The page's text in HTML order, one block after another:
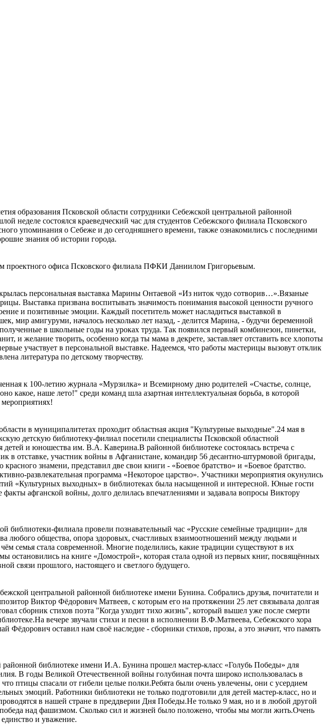
образования Псковской области сотрудники Себежской центральной районной
состоялся краеведческий час для студентов Себежского филиала Псковского
упоминания о Себеже и до сегодняшнего времени, также ознакомились с последними
знания об истории города.
проектного офиса Псковского филиала ПФКИ Даниилом Григорьевым.
персональная выставка Марины Онтаевой «Из ниток чудо сотворив…».Вязаные
Выставка призвана воспитывать значимость понимания высокой ценности ручного
и позитивные эмоции. Каждый посетитель может насладиться выставкой в
мир амигуруми, началось несколько лет назад, - делится Марина, - будучи беременной
в школьные годы на уроках труда. Так появился первый комбинезон, пинетки,
и желание творить, особенно когда ты мама в декрете, заставляет отставить все хлопоты
участвует в персональной выставке. Надеемся, что работы мастерицы вызовут отклик
литература по детскому творчеству.
к 100-летию журнала «Мурзилка» и Всемирному дню родителей «Счастье, солнце,
какое, наше лето!" среди команд шла азартная интеллектуальная борьба, в которой
в муниципалитетах проходит областная акция "Культурные выходные".24 мая в
детскую библиотеку-филиал посетили специалисты Псковской областной
и юношества им. В.А. Каверина.В районной библиотеке состоялась встреча с
отставке, участник войны в Афганистане, командир 56 десантно-штурмовой бригады,
знамени, представил две свои книги - «Боевое братство» и «Боевое братство.
развлекательная программа «Некоторое царство». Участники мероприятия окунулись
«Культурных выходных» в библиотеках была насыщенной и интересной. Юные гости
афганской войны, долго делилась впечатлениями и задавала вопросы Виктору
библиотеки-филиала провели познавательный час «Русские семейные традиции» для
общества, опора здоровых, счастливых взаимоотношений между людьми и
семья стала современной. Многие поделились, какие традиции существуют в их
остановились на книге «Домострой», которая стала одной из первых книг, посвящённых
связи прошлого, настоящего и светлого будущего.
центральной районной библиотеке имени Бунина. Собрались друзья, почитатели и
Виктор Фёдорович Матвеев, с которым его на протяжении 25 лет связывала долгая
сборник стихов поэта "Когда уходит тихо жизнь", который вышел уже после смерти
вечере звучали стихи и песни в исполнении В.Ф.Матвеева, Себежского хора
оставил нам своë наследие - сборники стихов, прозы, а это значит, что память
библиотеке имени И.А. Бунина прошел мастер-класс «Голубь Победы» для
В годы Великой Отечественной войны голубиная почта широко использовалась в
птицы спасали от гибели целые полки.Ребята были очень увлечены, они с усердием
эмоций. Работники библиотеки не только подготовили для детей мастер-класс, но и
в нашей стране в преддверии Дня Победы.Не только 9 мая, но и в любой другой
над фашизмом. Сколько сил и жизней было положено, чтобы мы могли жить.Очень
и уважение.